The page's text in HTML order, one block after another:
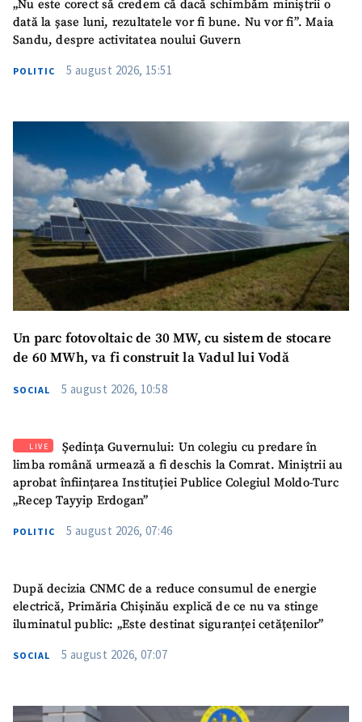
„Nu este corect să credem că dacă schimbăm miniștrii o
dată la șase luni, rezultatele vor fi bune. Nu vor fi”. Maia
Sandu, despre activitatea noului Guvern
POLITIC 5 august 2026, 15:51
Un parc fotovoltaic de 30 MW, cu sistem de stocare
de 60 MWh, va fi construit la Vadul lui Vodă
SOCIAL 5 august 2026, 10:58
LIVE
Ședința Guvernului: Un colegiu cu predare în
limba română urmează a fi deschis la Comrat. Miniștrii au
aprobat înființarea Instituției Publice Colegiul Moldo-Turc
„Recep Tayyip Erdogan”
POLITIC 5 august 2026, 07:46
După decizia CNMC de a reduce consumul de energie
electrică, Primăria Chișinău explică de ce nu va stinge
iluminatul public: „Este destinat siguranței cetățenilor”
SOCIAL 5 august 2026, 07:07